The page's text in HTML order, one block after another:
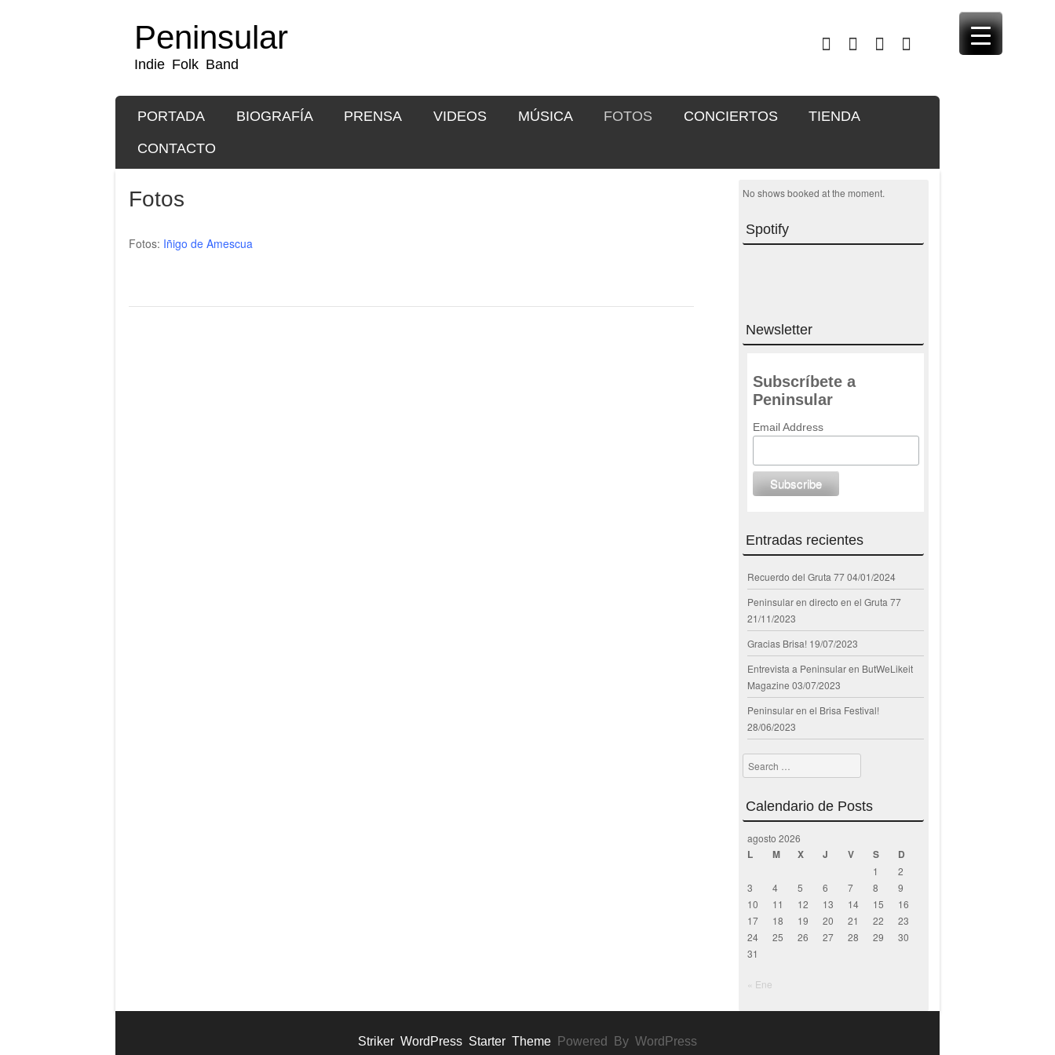
Peninsular
Indie Folk Band
Menu
SKIP TO CONTENT
PORTADA BIOGRAFÍA PRENSA VIDEOS MÚSICA FOTOS CONCIERTOS TIENDA
CONTACTO
Fotos
Fotos: Iñigo de Amescua
No shows booked at the moment.
Spotify
Newsletter
Subscríbete a
Peninsular
Email Address
Entradas recientes
Recuerdo del Gruta 77 04/01/2024
Peninsular en directo en el Gruta 77
21/11/2023
Gracias Brisa! 19/07/2023
Entrevista a Peninsular en ButWeLikeit
Magazine 03/07/2023
Peninsular en el Brisa Festival!
28/06/2023
Search
Calendario de Posts
agosto 2026
L M X J V S D
1
2
3
4 5 6 7 8
9
10
11 12 13 14 15
16
17
18 19 20 21 22
23
24
25 26 27 28 29
30
31
« Ene
Striker WordPress Starter Theme Powered By WordPress